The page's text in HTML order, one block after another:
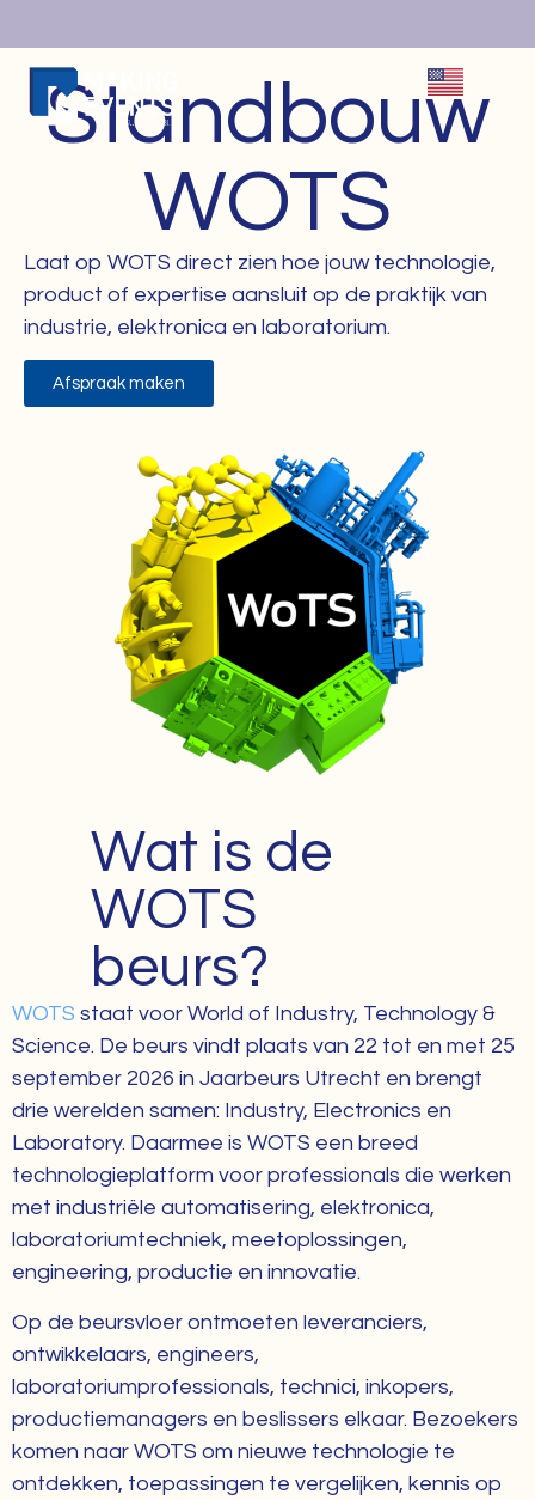
Standbouw
WOTS
Laat op WOTS direct zien hoe jouw technologie,
product of expertise aansluit op de praktijk van
industrie, elektronica en laboratorium.
Afspraak maken
Wat is de
WOTS
beurs?
WOTS staat voor World of Industry, Technology &
Science. De beurs vindt plaats van 22 tot en met 25
september 2026 in Jaarbeurs Utrecht en brengt
drie werelden samen: Industry, Electronics en
Laboratory. Daarmee is WOTS een breed
technologieplatform voor professionals die werken
met industriële automatisering, elektronica,
laboratoriumtechniek, meetoplossingen,
engineering, productie en innovatie.
Op de beursvloer ontmoeten leveranciers,
ontwikkelaars, engineers,
laboratoriumprofessionals, technici, inkopers,
productiemanagers en beslissers elkaar. Bezoekers
komen naar WOTS om nieuwe technologie te
ontdekken, toepassingen te vergelijken, kennis op